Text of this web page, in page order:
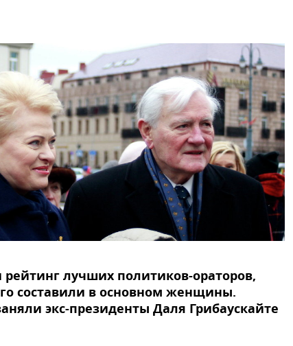
лучших политиков-ораторов,
составили в основном женщины.
экс-президенты Даля Грибаускайте